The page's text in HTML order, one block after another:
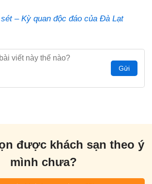
– Kỳ quan độc đáo của Đà Lạt
Gửi
được khách sạn theo ý
mình chưa?